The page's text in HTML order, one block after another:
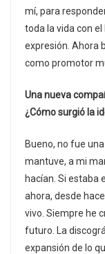
mí, para
toda la vida con
expresión. Ahora
como promotor
Una nueva
¿Cómo surgió la
Bueno, no fue
mantuve, a mi
hacían. Si estaba
ahora, desde
vivo. Siempre he
futuro. La
expansión de lo